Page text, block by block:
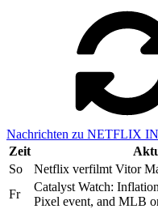
Nachrichten zu NETFLIX
Zeit
So
Netflix verfilmt Vitor
Fr
Catalyst Watch:
Pixel event, and MLB